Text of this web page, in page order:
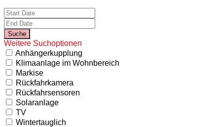
Weitere Suchoptionen
Anhängerkupplung
Klimaanlage im Wohnbereich
Markise
Rückfahrkamera
Rückfahrsensoren
Solaranlage
TV
Wintertauglich